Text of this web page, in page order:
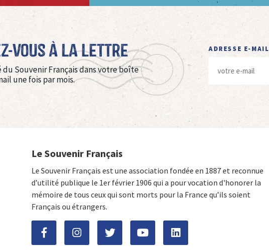
vous à La Lettre
du Souvenir Français dans votre boîte
une fois par mois.
ADRESSE E-MAIL
Le Souvenir Français
Le Souvenir Français est une association fondée en 1887 et reconnue
d’utilité publique le 1er février 1906 qui a pour vocation d'honorer la
mémoire de tous ceux qui sont morts pour la France qu’ils soient
Français ou étrangers.